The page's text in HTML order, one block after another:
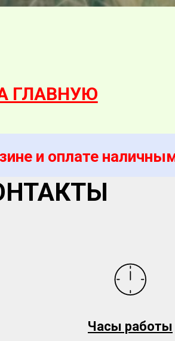
ГЛАВНУЮ
и оплате
Часы работы